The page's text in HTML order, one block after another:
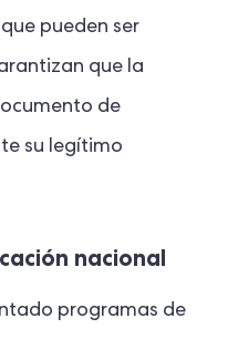
pueden ser
que la
de
su legítimo
nacional
programas de